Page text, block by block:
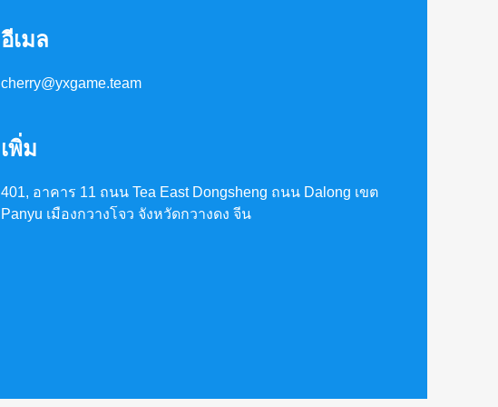
อีเมล
cherry@yxgame.team
เพิ่ม
401, อาคาร 11 ถนน Tea East Dongsheng ถนน Dalong เขต
Panyu เมืองกวางโจว จังหวัดกวางดง จีน